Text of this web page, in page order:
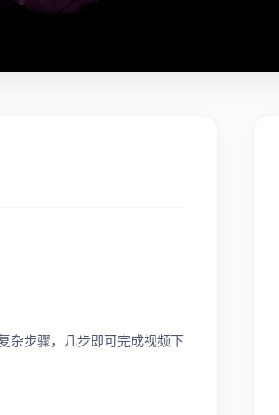
杂步骤，几步即可完成视频下